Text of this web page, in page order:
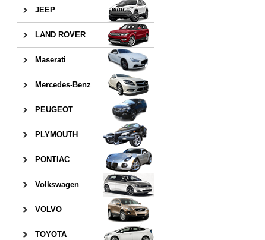
JEEP
LAND ROVER
Maserati
Mercedes-Benz
PEUGEOT
PLYMOUTH
PONTIAC
Volkswagen
VOLVO
TOYOTA